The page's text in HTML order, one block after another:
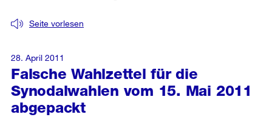
Falsche Wahlzettel für die
Synodalwahlen vom 15. Mai 2011
abgepackt
Seite vorlesen
28. April 2011